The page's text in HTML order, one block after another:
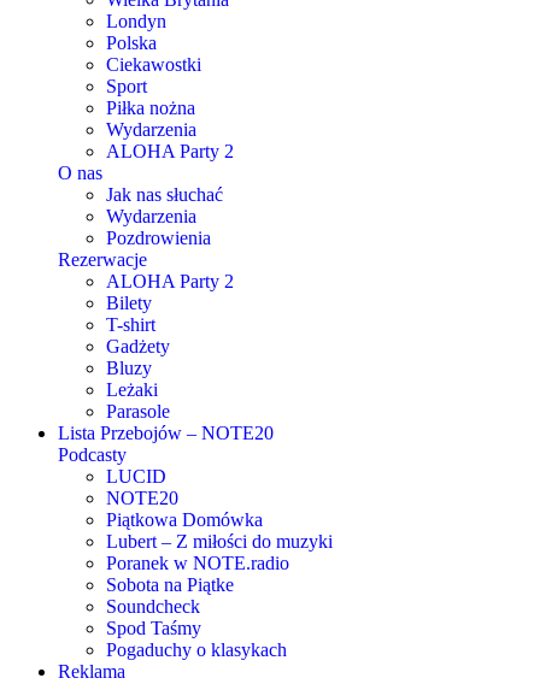
Londyn
Polska
Ciekawostki
Sport
Piłka nożna
Wydarzenia
ALOHA Party 2
O nas
Jak nas słuchać
Wydarzenia
Pozdrowienia
Rezerwacje
ALOHA Party 2
Bilety
T-shirt
Gadżety
Bluzy
Leżaki
Parasole
Lista Przebojów – NOTE20
Podcasty
LUCID
NOTE20
Piątkowa Domówka
Lubert – Z miłości do muzyki
Poranek w NOTE.radio
Sobota na Piątke
Soundcheck
Spod Taśmy
Pogaduchy o klasykach
Reklama